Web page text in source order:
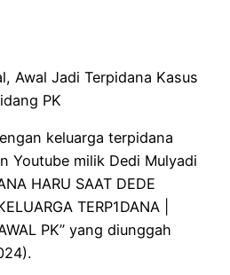
Awal Jadi Terpidana Kasus
PK
keluarga terpidana
Youtube milik Dedi Mulyadi
HARU SAAT DEDE
TERP1DANA |
PK” yang diunggah